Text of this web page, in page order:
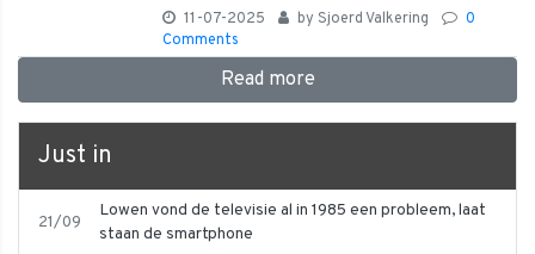
11-07-2025 by Sjoerd Valkering
0
Comments
Read more
Just in
21/09
Lowen vond de televisie al in 1985 een probleem, laat
staan de smartphone